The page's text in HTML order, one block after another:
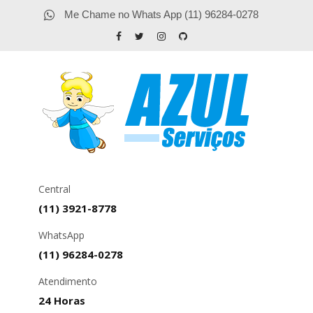
Me Chame no Whats App (11) 96284-0278
Central
(11) 3921-8778
WhatsApp
(11) 96284-0278
Atendimento
24 Horas